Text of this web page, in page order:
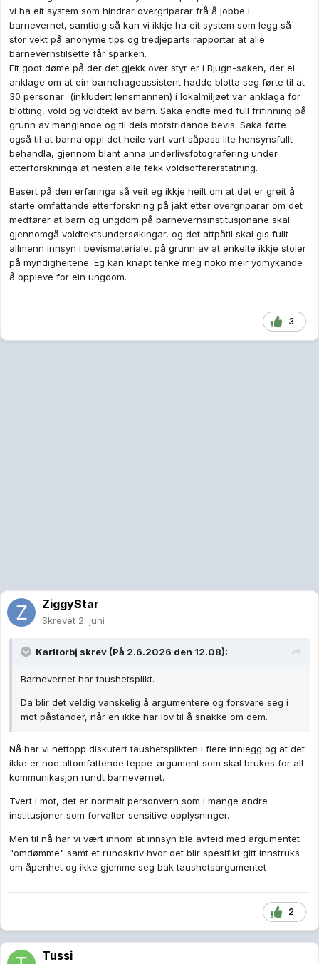
vi ha eit system som hindrar overgriparar frå å jobbe i
barnevernet, samtidig så kan vi ikkje ha eit system som legg så
stor vekt på anonyme tips og tredjeparts rapportar at alle
barnevernstilsette får sparken.
Eit godt døme på der det gjekk over styr er i Bjugn-saken, der ei
anklage om at ein barnehageassistent hadde blotta seg førte til at
30 personar (inkludert lensmannen) i lokalmiljøet var anklaga for
blotting, vold og voldtekt av barn. Saka endte med full frifinning på
grunn av manglande og til dels motstridande bevis. Saka førte
også til at barna oppi det heile vart vart såpass lite hensynsfullt
behandla, gjennom blant anna underlivsfotografering under
etterforskninga at nesten alle fekk voldsoffererstatning.
Basert på den erfaringa så veit eg ikkje heilt om at det er greit å
starte omfattande etterforskning på jakt etter overgriparar om det
medfører at barn og ungdom på barnevernsinstitusjonane skal
gjennomgå voldtektsundersøkingar, og det attpåtil skal gis fullt
allmenn innsyn i bevismaterialet på grunn av at enkelte ikkje stoler
på myndigheitene. Eg kan knapt tenke meg noko meir ydmykande
å oppleve for ein ungdom.
3
ZiggyStar
Skrevet 2. juni
Karltorbj skrev (På 2.6.2026 den 12.08):
Barnevernet har taushetsplikt.
Da blir det veldig vanskelig å argumentere og forsvare seg i
mot påstander, når en ikke har lov til å snakke om dem.
Nå har vi nettopp diskutert taushetsplikten i flere innlegg og at det
ikke er noe altomfattende teppe-argument som skal brukes for all
kommunikasjon rundt barnevernet.
Tvert i mot, det er normalt personvern som i mange andre
institusjoner som forvalter sensitive opplysninger.
Men til nå har vi vært innom at innsyn ble avfeid med argumentet
"omdømme" samt et rundskriv hvor det blir spesifikt gitt innstruks
om åpenhet og ikke gjemme seg bak taushetsargumentet
2
Tussi